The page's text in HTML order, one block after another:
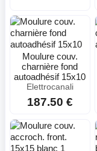
Moulure couv.
charnière fond
autoadhésif 15x10
Elettrocanali
187.50 €